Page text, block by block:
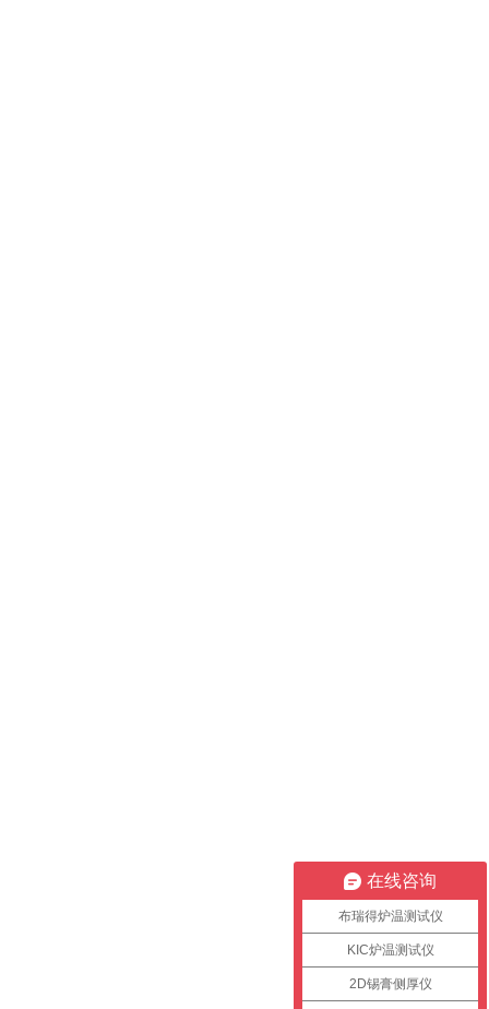
在线咨询
布瑞得炉温测试仪
KIC炉温测试仪
2D锡膏侧厚仪